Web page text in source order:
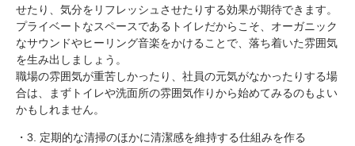
せたり、気分をリフレッシュさせたりする効果が期待できます。
プライベートなスペースであるトイレだからこそ、オーガニック
なサウンドやヒーリング音楽をかけることで、落ち着いた雰囲気
を生み出しましょう。
職場の雰囲気が重苦しかったり、社員の元気がなかったりする場
合は、まずトイレや洗面所の雰囲気作りから始めてみるのもよい
かもしれません。
・3. 定期的な清掃のほかに清潔感を維持する仕組みを作る